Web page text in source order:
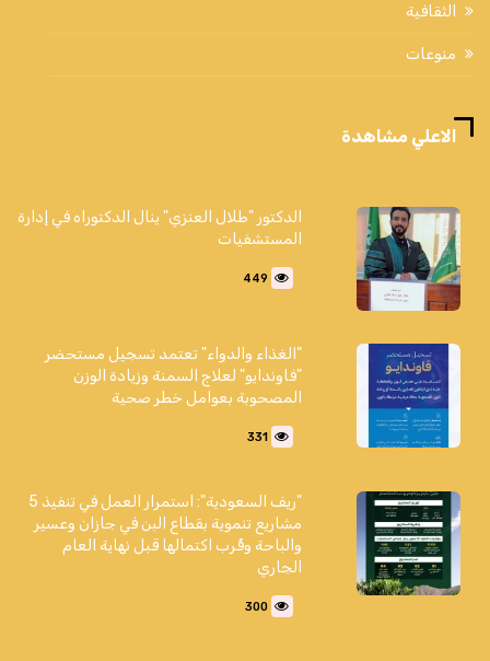
الثقافية
منوعات
الاعلي مشاهدة
الدكتور "طلال العنزي" ينال الدكتوراه في إدارة
المستشفيات
449
"الغذاء والدواء" تعتمد تسجيل مستحضر
"فاوندايو" لعلاج السمنة وزيادة الوزن
المصحوبة بعوامل خطر صحية
331
"ريف السعودية": استمرار العمل في تنفيذ 5
مشاريع تنموية بقطاع البن في جازان وعسير
والباحة وقُرب اكتمالها قبل نهاية العام
الجاري
300